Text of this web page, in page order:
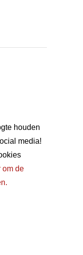
houden
media!
om de